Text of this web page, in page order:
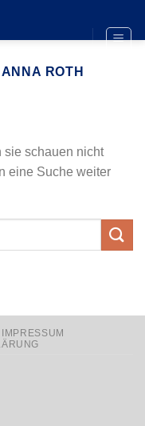
ROTH
sie schauen nicht
eine Suche weiter
IMPRESSUM